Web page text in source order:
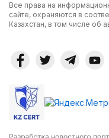
Все права на
сайте, охраняются в
Казахстан, в том числе об